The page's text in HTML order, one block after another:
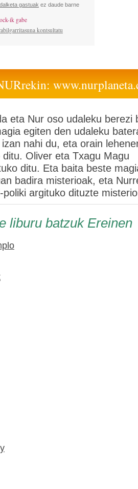
gastuak ez daude barne
ik gabe
kontsultatu
eta Nur oso udaleku berezi
egiten den udaleku
nahi du, eta orain
Oliver eta Txagu Magu
ditu. Eta baita beste
badira misterioak, eta
poliki argituko dituzte
liburu batzuk Ereinen